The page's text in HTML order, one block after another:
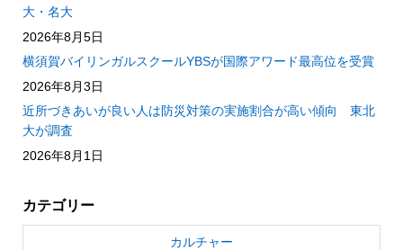
大・名大
2026年8月5日
横須賀バイリンガルスクールYBSが国際アワード最高位を受賞
2026年8月3日
近所づきあいが良い人は防災対策の実施割合が高い傾向 東北
大が調査
2026年8月1日
カテゴリー
カルチャー